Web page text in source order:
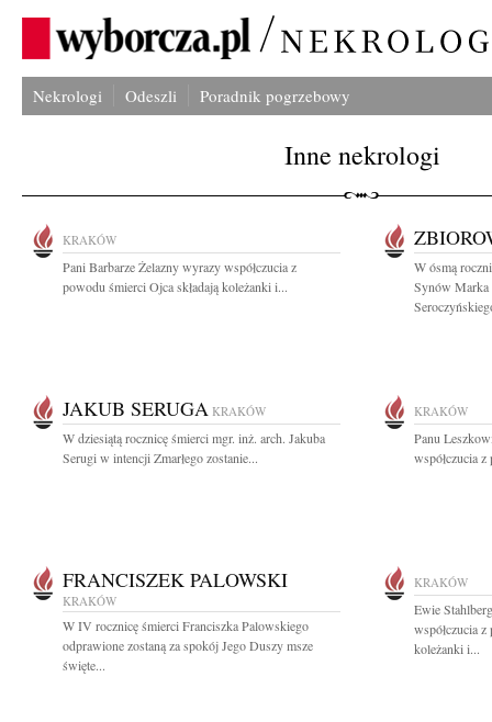
Nekrologi Odeszli Poradnik pogrzebowy
Inne nekrologi
KRAKÓW
Pani Barbarze Żelazny wyrazy współczucia z
powodu śmierci Ojca składają koleżanki i...
W ósmą
Synów Marka
JAKUB SERUGA KRAKÓW
W dziesiątą rocznicę śmierci mgr. inż. arch. Jakuba
Serugi w intencji Zmarłego zostanie...
KRAKÓW
Panu
współczucia
FRANCISZEK PALOWSKI
KRAKÓW
W IV rocznicę śmierci Franciszka Palowskiego
odprawione zostaną za spokój Jego Duszy msze
święte...
KRAKÓW
Ewie
współczucia
koleżanki i...